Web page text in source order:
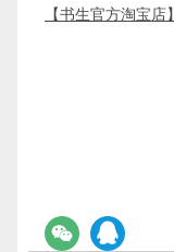
【书生官方淘宝店】